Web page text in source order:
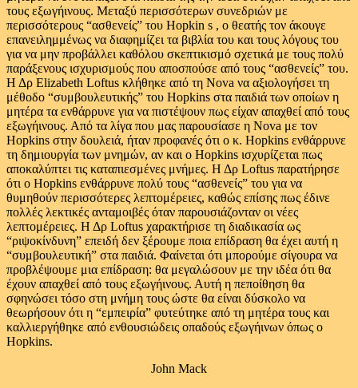
τους εξωγήινους. Μεταξύ περισσότερων συνεδριών με
περισσότερους “ασθενείς” του Hopkin s , ο θεατής τον άκουγε
επανειλημμένως να διαφημίζει τα βιβλία του και τους λόγους του
για να μην προβάλλει καθόλου σκεπτικισμό σχετικά με τους πολύ
παράξενους ισχυρισμούς που αποσπούσε από τους “ασθενείς” του.
Η Δρ Elizabeth Loftus κλήθηκε από τη Nova να αξιολογήσει τη
μέθοδο “συμβουλευτικής” του Hopkins στα παιδιά των οποίων η
μητέρα τα ενθάρρυνε για να πιστέψουν πως είχαν απαχθεί από τους
εξωγήινους. Από τα λίγα που μας παρουσίασε η Nova με τον
Hopkins στην δουλειά, ήταν προφανές ότι ο κ. Hopkins ενθάρρυνε
τη δημιουργία των μνημών, αν και ο Hopkins ισχυρίζεται πως
αποκαλύπτει τις καταπιεσμένες μνήμες. Η Δρ Loftus παρατήρησε
ότι ο Hopkins ενθάρρυνε πολύ τους “ασθενείς” του για να
θυμηθούν περισσότερες λεπτομέρειες, καθώς επίσης πως έδινε
πολλές λεκτικές ανταμοιβές όταν παρουσιάζονταν οι νέες
λεπτομέρειες. Η Δρ Loftus χαρακτήρισε τη διαδικασία ως
“ριψοκίνδυνη” επειδή δεν ξέρουμε ποια επίδραση θα έχει αυτή η
“συμβουλευτική” στα παιδιά. Φαίνεται ότι μπορούμε σίγουρα να
προβλέψουμε μια επίδραση: θα μεγαλώσουν με την ιδέα ότι θα
έχουν απαχθεί από τους εξωγήινους. Αυτή η πεποίθηση θα
σφηνώσει τόσο στη μνήμη τους ώστε θα είναι δύσκολο να
θεωρήσουν ότι η “εμπειρία” φυτεύτηκε από τη μητέρα τους και
καλλιεργήθηκε από ενθουσιώδεις οπαδούς εξωγήινων όπως ο
Hopkins.
John Mack